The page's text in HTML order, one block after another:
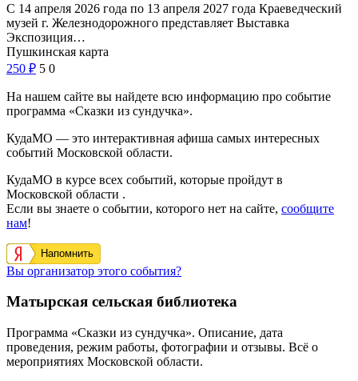
С 14 апреля 2026 года по 13 апреля 2027 года Краеведческий
музей г. Железнодорожного представляет Выставка
Экспозиция…
Пушкинская карта
250 ₽ 5 0
На нашем сайте вы найдете всю информацию про событие
программа «Сказки из сундучка».
КудаМО — это интерактивная афиша самых интересных
событий Московской области.
КудаМО в курсе всех событий, которые пройдут в
Московской области .
Если вы знаете о событии, которого нет на сайте, сообщите
нам!
Напомнить
Вы организатор этого события?
Матырская сельская библиотека
Программа «Сказки из сундучка». Описание, дата
проведения, режим работы, фотографии и отзывы. Всё о
мероприятиях Московской области.